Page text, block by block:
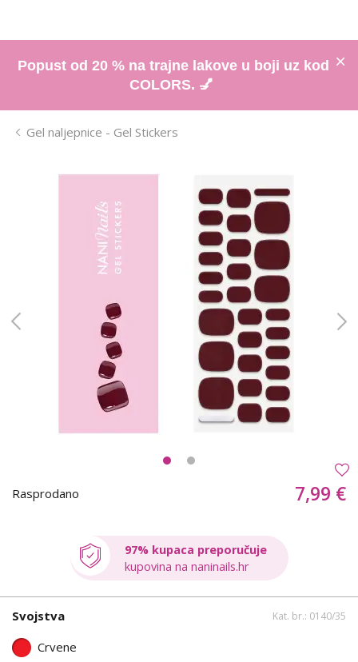
Popust od 20 % na trajne lakove u boji uz kod
COLORS. 💅
Gel naljepnice - Gel Stickers
Rasprodano 7,99 €
97% kupaca preporučuje
kupovina na naninails.hr
Svojstva Kat. br.: 0140/35
Crvene